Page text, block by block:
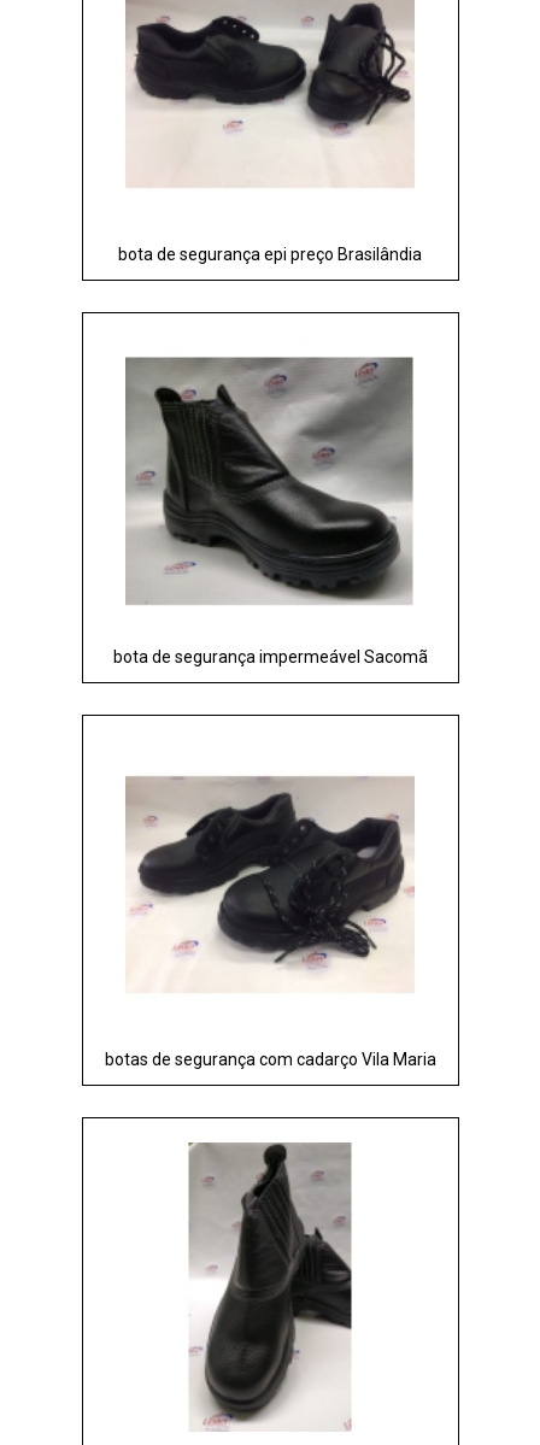
bota de segurança epi preço Brasilândia
bota de segurança impermeável Sacomã
botas de segurança com cadarço Vila Maria